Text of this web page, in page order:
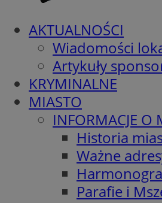
AKTUALNOŚCI
Wiadomości
Artykuły
KRYMINALNE
MIASTO
INFORMACJE O
Historia
Ważne
Parafie i